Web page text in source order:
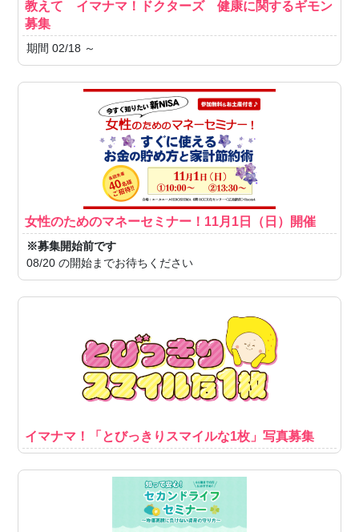
教えて イマナマ！ドクターズ 健康に関するギモン
募集
期間 02/18 ～
女性のためのマネーセミナー！11月1日（日）開催
※募集開始前です
08/20 の開始までお待ちください
イマナマ！「とびっきりスマイルな1枚」写真募集